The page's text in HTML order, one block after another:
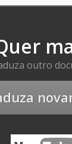
outro